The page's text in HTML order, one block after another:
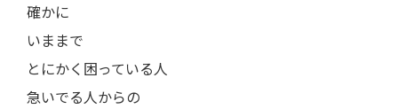
確かに
いままで
とにかく困っている人
急いでる人からの